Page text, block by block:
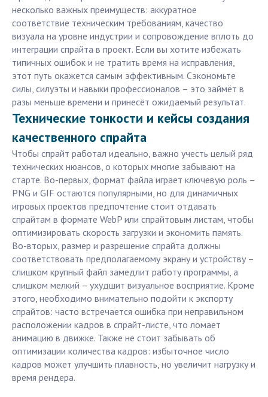
несколько важных преимуществ: аккуратное
соответствие техническим требованиям, качество
визуала на уровне индустрии и сопровождение вплоть до
интеграции спрайта в проект. Если вы хотите избежать
типичных ошибок и не тратить время на исправления,
этот путь окажется самым эффективным. Сэкономьте
силы, силуэты и навыки профессионалов – это займёт в
разы меньше времени и принесёт ожидаемый результат.
Технические тонкости и кейсы создания
качественного спрайта
Чтобы спрайт работал идеально, важно учесть целый ряд
технических нюансов, о которых многие забывают на
старте. Во-первых, формат файла играет ключевую роль –
PNG и GIF остаются популярными, но для динамичных
игровых проектов предпочтение стоит отдавать
спрайтам в формате WebP или спрайтовым листам, чтобы
оптимизировать скорость загрузки и экономить память.
Во-вторых, размер и разрешение спрайта должны
соответствовать предполагаемому экрану и устройству –
слишком крупный файл замедлит работу программы, а
слишком мелкий – ухудшит визуальное восприятие. Кроме
этого, необходимо внимательно подойти к экспорту
спрайтов: часто встречается ошибка при неправильном
расположении кадров в спрайт-листе, что ломает
анимацию в движке. Также не стоит забывать об
оптимизации количества кадров: избыточное число
кадров может улучшить плавность, но увеличит нагрузку и
время рендера.